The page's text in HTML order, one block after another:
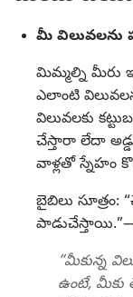
మీ విలువలను
మిమ్మల్ని మీరు
ఎలాంటి
విలువలకు
చేస్తారా లేదా
వాళ్లతో స్నేహం
బైబిలు
“మీకున్న
ఉంటే,